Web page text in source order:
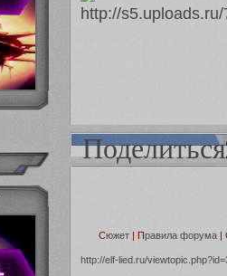
Поделиться
Сюжет Правила форума
http://elf-lied.ru/